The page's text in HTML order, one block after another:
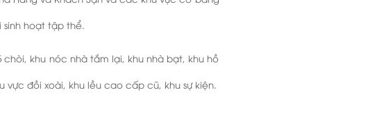
hoạt tập thể.
chòi, khu nóc nhà tắm lại, khu nhà bạt, khu hồ
đồi xoài, khu lều cao cấp cũ, khu sự kiện.